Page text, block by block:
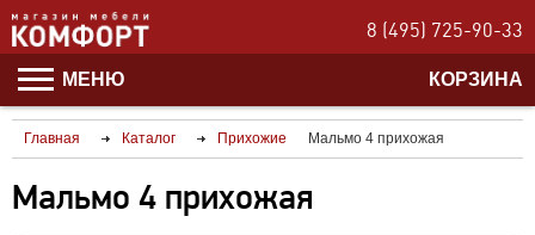
8 (495) 725-90-33
МЕНЮ КОРЗИНА
Главная Каталог Прихожие Мальмо 4 прихожая
Мальмо 4 прихожая